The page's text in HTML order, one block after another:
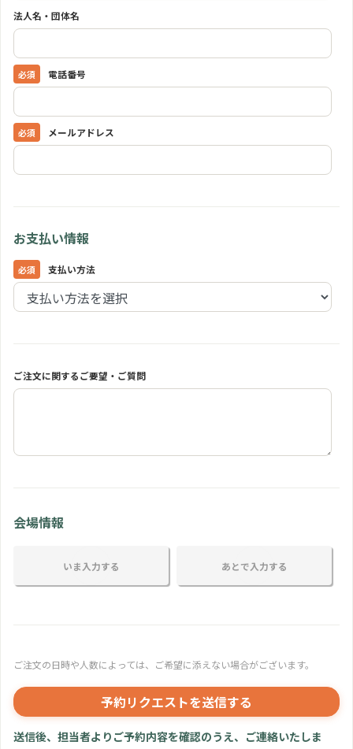
法人名・団体名
電話番号
メールアドレス
お支払い情報
支払い方法
ご注文に関するご要望・ご質問
会場情報
いま入力する あとで入力する
ご注文の日時や人数によっては、ご希望に添えない場合がございます。
予約リクエストを送信する
送信後、担当者よりご予約内容を確認のうえ、ご連絡いたしま